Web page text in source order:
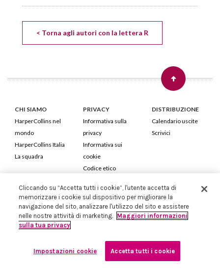
< Torna agli autori con la lettera R
CHI SIAMO
HarperCollins nel
mondo
HarperCollins Italia
La squadra
PRIVACY
Informativa sulla
privacy
Informativa sui
cookie
Codice etico
DISTRIBUZIONE
Calendario uscite
Scrivici
HarperCollins Italia S.p.A. Viale Monte Nero, 84 - 20135 Milano
Cod. Fiscale e P.IVA 05946780151 - Capitale Sociale 258.250 €
Iscritta in Milano al Registro delle imprese nr.198004 e REA nr.1051898
Cliccando su “Accetta tutti i cookie”, l'utente accetta di
memorizzare i cookie sul dispositivo per migliorare la
navigazione del sito, analizzare l'utilizzo del sito e assistere
nelle nostre attività di marketing. Maggiori informazioni
sulla tua privacy
Impostazioni cookie Accetta tutti i cookie